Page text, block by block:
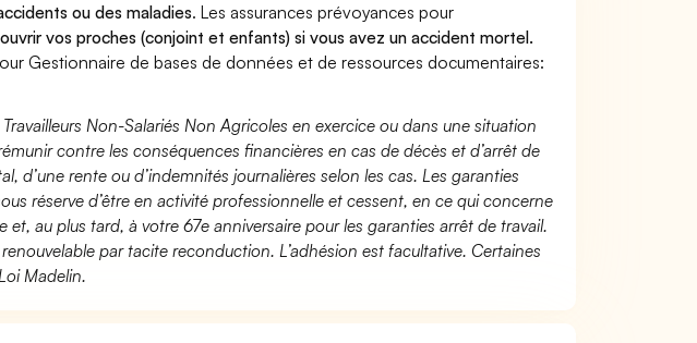
ou des maladies. Les assurances prévoyances pour
vos proches (conjoint et enfants) si vous avez un accident mortel.
Gestionnaire de bases de données et de ressources documentaires:
Non-Salariés Non Agricoles en exercice ou dans une situation
contre les conséquences financières en cas de décès et d’arrêt de
d’une rente ou d’indemnités journalières selon les cas. Les garanties
réserve d’être en activité professionnelle et cessent, en ce qui concerne
au plus tard, à votre 67e anniversaire pour les garanties arrêt de travail.
par tacite reconduction. L’adhésion est facultative. Certaines
Madelin.